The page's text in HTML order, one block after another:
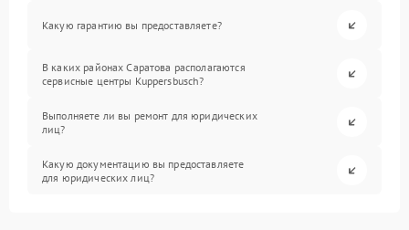
Какую гарантию вы предоставляете?
В каких районах Саратова располагаются
сервисные центры Kuppersbusch?
Выполняете ли вы ремонт для юридических
лиц?
Какую документацию вы предоставляете
для юридических лиц?